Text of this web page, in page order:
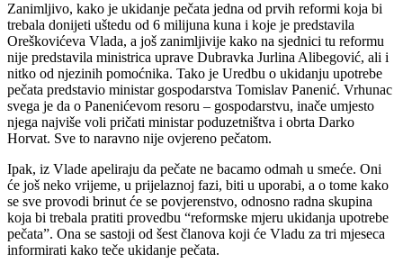
Zanimljivo, kako je ukidanje pečata jedna od prvih reformi koja bi
trebala donijeti uštedu od 6 milijuna kuna i koje je predstavila
Oreškovićeva Vlada, a još zanimljivije kako na sjednici tu reformu
nije predstavila ministrica uprave Dubravka Jurlina Alibegović, ali i
nitko od njezinih pomoćnika. Tako je Uredbu o ukidanju upotrebe
pečata predstavio ministar gospodarstva Tomislav Panenić. Vrhunac
svega je da o Panenićevom resoru – gospodarstvu, inače umjesto
njega najviše voli pričati ministar poduzetništva i obrta Darko
Horvat. Sve to naravno nije ovjereno pečatom.
Ipak, iz Vlade apeliraju da pečate ne bacamo odmah u smeće. Oni
će još neko vrijeme, u prijelaznoj fazi, biti u uporabi, a o tome kako
se sve provodi brinut će se povjerenstvo, odnosno radna skupina
koja bi trebala pratiti provedbu “reformske mjeru ukidanja upotrebe
pečata”. Ona se sastoji od šest članova koji će Vladu za tri mjeseca
informirati kako teče ukidanje pečata.